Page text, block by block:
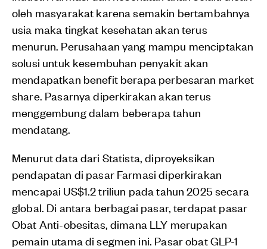
oleh masyarakat karena semakin bertambahnya
usia maka tingkat kesehatan akan terus
menurun. Perusahaan yang mampu menciptakan
solusi untuk kesembuhan penyakit akan
mendapatkan benefit berapa perbesaran market
share. Pasarnya diperkirakan akan terus
menggembung dalam beberapa tahun
mendatang.
Menurut data dari Statista, diproyeksikan
pendapatan di pasar Farmasi diperkirakan
mencapai US$1.2 triliun pada tahun 2025 secara
global. Di antara berbagai pasar, terdapat pasar
Obat Anti-obesitas, dimana LLY merupakan
pemain utama di segmen ini. Pasar obat GLP-1